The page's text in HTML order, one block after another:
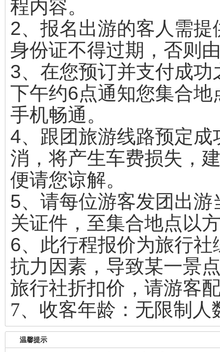
程内容。
2、报名出游的客人需
身份证不得过期，否则
3、在您预订并支付成
下午约6点通知您集合
手机畅通。
4、跟团旅游线路预定
消，将产生车费损失，
便请您谅解。
5、请每位游客发团出
关证件，至集合地点以
6、此行程报价为旅行
抗力因素，导致某一景
旅行社折扣价，请游客
7、收客年龄：无限制人
温馨提示